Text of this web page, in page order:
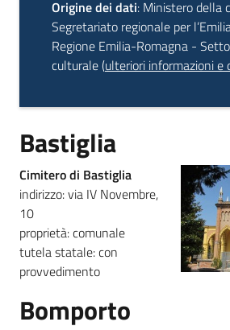
Programmi
Progetti
Mediateca
Giuseppe
Guglielmi
Seguici
su
Origine dei dati: Ministero della
Segretariato regionale per
Regione Emilia-Romagna -
culturale (ulteriori informazioni e
Bastiglia
Cimitero di Bastiglia
indirizzo: via IV Novembre,
10
proprietà: comunale
tutela statale: con
provvedimento
Bomporto